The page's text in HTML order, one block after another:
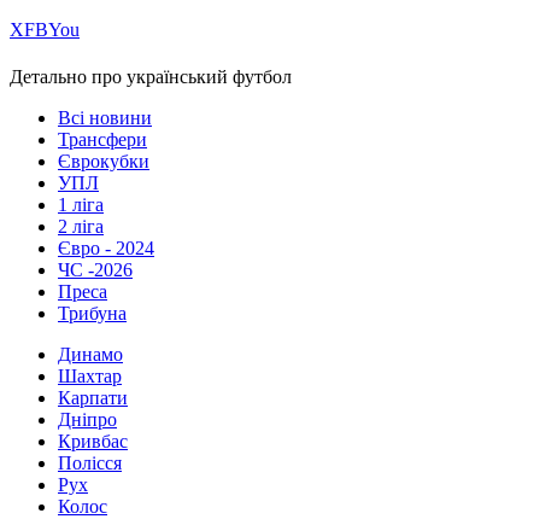
ХFBYou
Детально про український футбол
Всі новини
Трансфери
Єврокубки
УПЛ
1 ліга
2 ліга
Євро - 2024
ЧС -2026
Преса
Трибуна
Динамо
Шахтар
Карпати
Дніпро
Кривбас
Полісся
Рух
Колос